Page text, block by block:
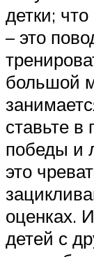
детки;
– это
большой
ставьте в
победы и
это
оценках.
детей с